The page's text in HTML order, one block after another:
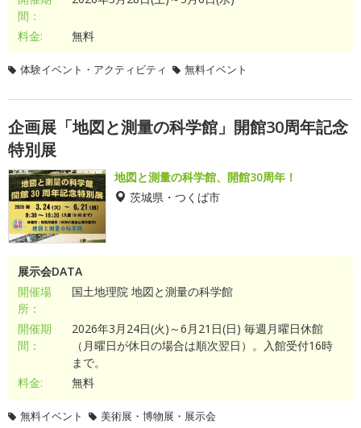
間：
料金: 無料
体験イベント・アクティビティ 無料イベント
企画展「地図と測量の科学館」開館30周年記念
特別展
地図と測量の科学館、開館30周年！
茨城県・つくば市
展示会DATA
開催場
所：
国土地理院 地図と測量の科学館
開催期
間：
2026年3月24日(火)～6月21日(日) 毎週月曜日休館
（月曜日が休日の場合は順次翌日）。入館受付16時
まで。
料金:
無料
無料イベント 美術展・博物展・展示会